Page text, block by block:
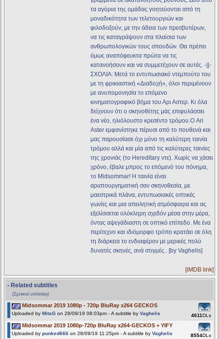
τα αγόρια της ομάδας γοητεύονται από τη
μοναδικότητα των τελετουργιών και
φιλοδοξούν, με την άδεια των πρεσβυτέρων,
να τις καταγράψουν στα πλαίσια των
ανθρωπολογικών τους σπουδών. Θα πρέπει
όμως αναπόφευκτα πρώτα να τις
κατανοήσουν και να συμμετέχουν σε αυτές. -||-
ΣΧΟΛΙΑ: Μετά το εντυπωσιακό ντεμπούτο του
με τη φρικιαστική «Διαδοχή», όλοι περιμένουν
με ανυπομονησία το επόμενο
κινηματογραφικό βήμα του Αρι Αστερ. Κι όλα
δείχνουν ότι ο σκηνοθέτης μάς επιφυλάσσει
ένα νέο, ηλιόλουστο κρεσέντο τρόμου.Ο Ari
Aster εμφανίστηκε πέρυσι από το πουθενά και
μας παρουσίασε όχι μόνο τη καλύτερη ταινία
τρόμου αλλά και μία από τις καλύτερες ταινίες
της χρονιάς (το Hereditary ντε). Χωρίς να χάσει
χρόνο, έβαλε μπρος το επόμενό του πόνημα,
το Midsommar! Η ταινία είναι
αριστουργηματική σαν σκηνοθεσία, με
μαεστρικά πλάνα, εντυπωσιακές οπτικές
γωνίες και μια απειλητική ατμόσφαιρα και ας
εξελίσσεται ολόκληρη σχεδόν μέσα στην μέρα,
όντας αψεγάδιαστη σε οπτικό επίπεδο. Με ένα
περίτεχνο και ιδιόμορφο τρόπο κρατάει σε όλη
τη διάρκεια το ενδιαφέρον με μερικές πολύ
δυνατές σκηνές, ανά στιγμές.. [by Vaghelis]
[iMDB link]
- Related subtitles
(Σχετικοί υπότιτλοι)
Midsommar 2019 1080p - 720p BluRay x264 GECKOS
Uploaded by MitsG on 28/09/19 08:03pm - A subtitle by Vaghelis 4611DLs
Midsommar 2019 1080p-720p BluRay x264-GECKOS + YIFY
Uploaded by punked666 on 28/09/19 11:25pm - A subtitle by Vaghelis 8554DLs